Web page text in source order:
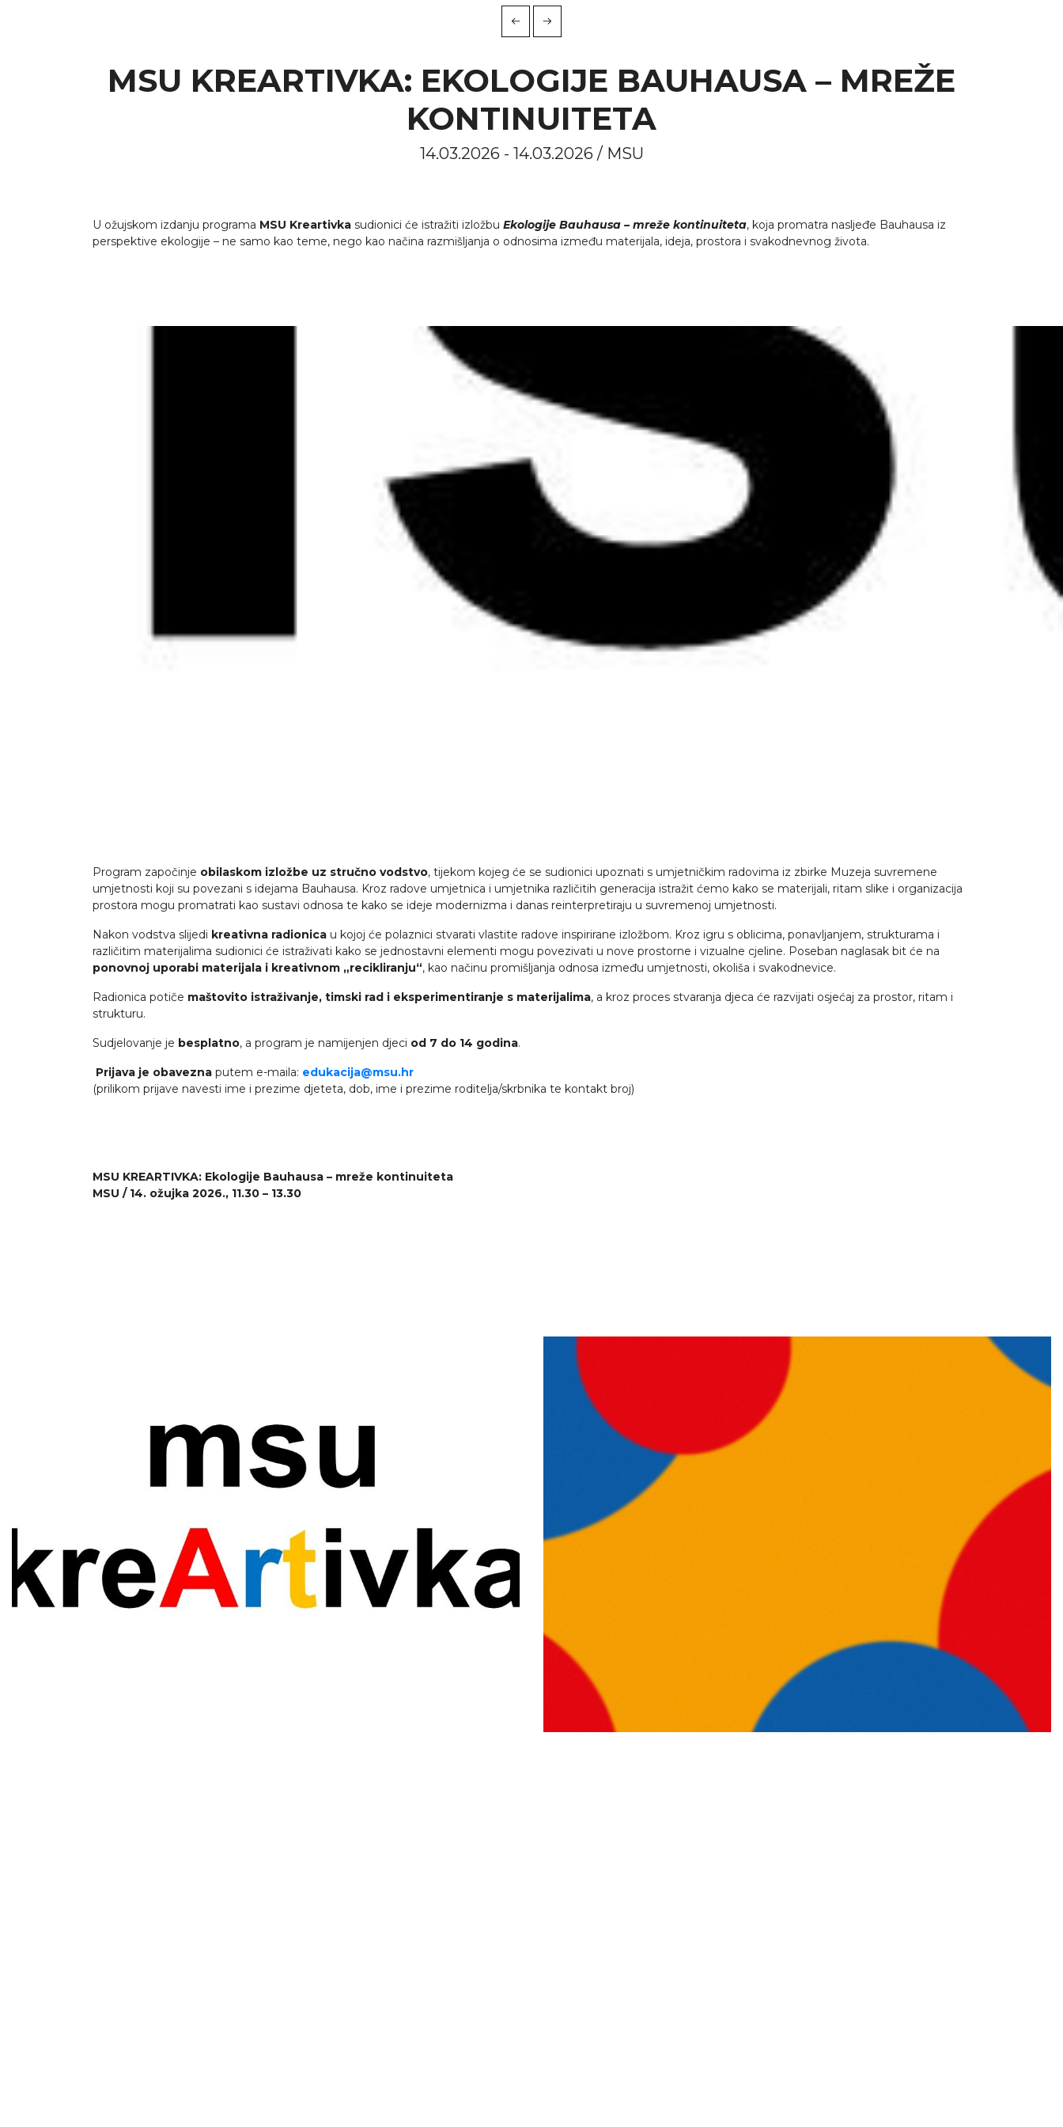
MSU KREARTIVKA: EKOLOGIJE BAUHAUSA – MREŽE
KONTINUITETA
14.03.2026 - 14.03.2026 / MSU
U ožujskom izdanju programa MSU Kreartivka sudionici će istražiti izložbu Ekologije Bauhausa – mreže kontinuiteta, koja promatra nasljeđe Bauhausa iz
perspektive ekologije – ne samo kao teme, nego kao načina razmišljanja o odnosima između materijala, ideja, prostora i svakodnevnog života.
Program započinje obilaskom izložbe uz stručno vodstvo, tijekom kojeg će se sudionici upoznati s umjetničkim radovima iz zbirke Muzeja suvremene
umjetnosti koji su povezani s idejama Bauhausa. Kroz radove umjetnica i umjetnika različitih generacija istražit ćemo kako se materijali, ritam slike i organizacija
prostora mogu promatrati kao sustavi odnosa te kako se ideje modernizma i danas reinterpretiraju u suvremenoj umjetnosti.
Nakon vodstva slijedi kreativna radionica u kojoj će polaznici stvarati vlastite radove inspirirane izložbom. Kroz igru s oblicima, ponavljanjem, strukturama i
različitim materijalima sudionici će istraživati kako se jednostavni elementi mogu povezivati u nove prostorne i vizualne cjeline. Poseban naglasak bit će na
ponovnoj uporabi materijala i kreativnom „recikliranju“, kao načinu promišljanja odnosa između umjetnosti, okoliša i svakodnevice.
Radionica potiče maštovito istraživanje, timski rad i eksperimentiranje s materijalima, a kroz proces stvaranja djeca će razvijati osjećaj za prostor, ritam i
strukturu.
Sudjelovanje je besplatno, a program je namijenjen djeci od 7 do 14 godina.
Prijava je obavezna putem e-maila: edukacija@msu.hr
(prilikom prijave navesti ime i prezime djeteta, dob, ime i prezime roditelja/skrbnika te kontakt broj)
MSU KREARTIVKA: Ekologije Bauhausa – mreže kontinuiteta
MSU / 14. ožujka 2026., 11.30 – 13.30